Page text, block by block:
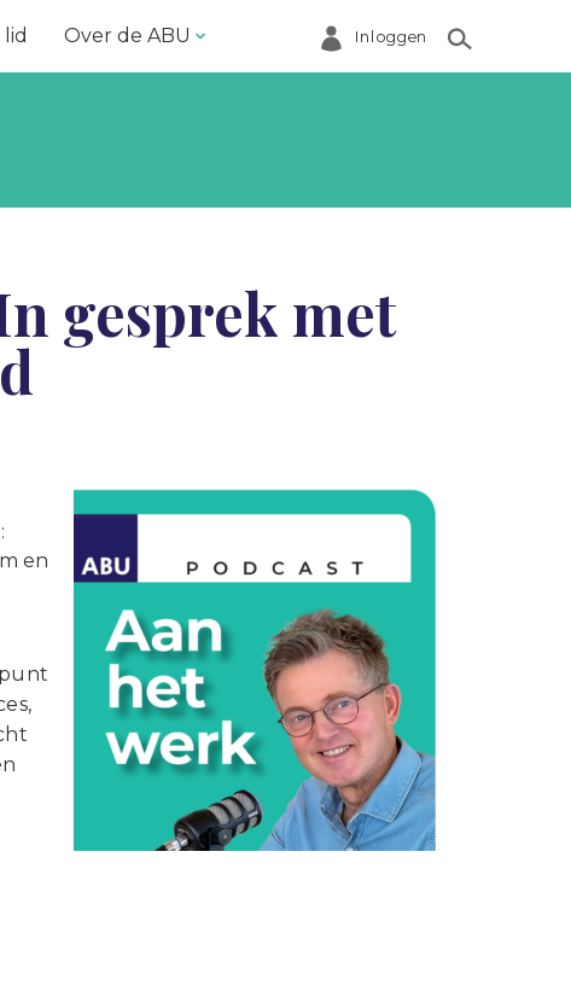
Over de ABU
Helpdesk
Ledenregister
Ledenservice
Over de ABU
Vacatures
Vestigingen ABU-leden
Webshop
Inloggen
gesprek met
en